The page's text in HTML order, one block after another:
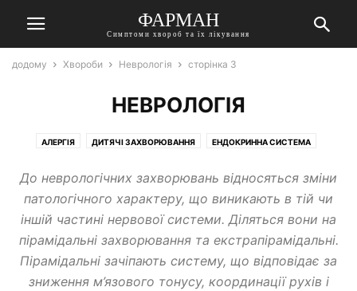
ФАРМАН
Симптоми хвороб та їх лікування
додому Хвороби Неврологія сторінка 3
НЕВРОЛОГІЯ
АЛЕРГІЯ ДИТЯЧІ ЗАХВОРЮВАННЯ ЕНДОКРИННА СИСТЕМА
ІНШІ ЗАХВОРЮВАННЯ І СТАНИ ЛОГОПЕДІЯ НАРКОЛОГІЯ
НЕВРОЛОГІЯ ОРГАНИ ДИХАННЯ ОТОЛАРИНГОЛОГІЯ
СЕРЦЕ І СУДИНИ СУГЛОБИ, КІСТКИ ЧОЛОВІЧІ ЗАХВОРЮВАННЯ
ШЛУНКОВО-КИШКОВИЙ ТРАКТ
До неврологічних захворювань відносяться зміни
патологічного характеру, що виникають в тій чи
іншій частині нервової системи. Діляться вони на
пірамідальні захворювання та екстрапірамідальні.
Пірамідальні зачіпають систему, що відповідає за
зниження м’язового тонусу, координації рухів і